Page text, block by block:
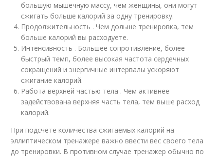
большую мышечную массу, чем женщины, они могут
сжигать больше калорий за одну тренировку.
Продолжительность . Чем дольше тренировка, тем
больше калорий вы расходуете.
Интенсивность . Большее сопротивление, более
быстрый темп, более высокая частота сердечных
сокращений и энергичные интервалы ускоряют
сжигание калорий.
Работа верхней частью тела . Чем активнее
задействована верхняя часть тела, тем выше расход
калорий.
При подсчете количества сжигаемых калорий на
эллиптическом тренажере важно ввести вес своего тела
до тренировки. В противном случае тренажер обычно по